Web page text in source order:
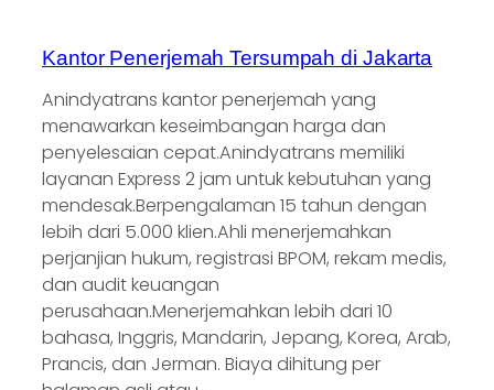
Kantor Penerjemah Tersumpah di Jakarta
Anindyatrans kantor penerjemah yang
menawarkan keseimbangan harga dan
penyelesaian cepat.Anindyatrans memiliki
layanan Express 2 jam untuk kebutuhan yang
mendesak.Berpengalaman 15 tahun dengan
lebih dari 5.000 klien.Ahli menerjemahkan
perjanjian hukum, registrasi BPOM, rekam medis,
dan audit keuangan
perusahaan.Menerjemahkan lebih dari 10
bahasa, Inggris, Mandarin, Jepang, Korea, Arab,
Prancis, dan Jerman. Biaya dihitung per